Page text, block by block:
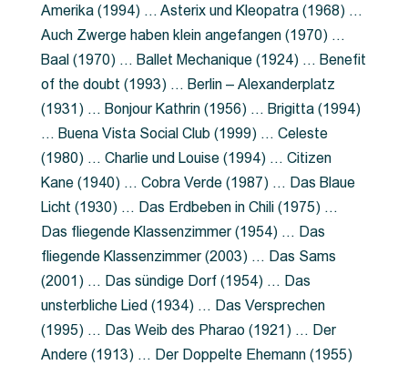
Amerika (1994) … Asterix und Kleopatra (1968) …
Auch Zwerge haben klein angefangen (1970) …
Baal (1970) … Ballet Mechanique (1924) … Benefit
of the doubt (1993) … Berlin – Alexanderplatz
(1931) … Bonjour Kathrin (1956) … Brigitta (1994)
… Buena Vista Social Club (1999) … Celeste
(1980) … Charlie und Louise (1994) … Citizen
Kane (1940) … Cobra Verde (1987) … Das Blaue
Licht (1930) … Das Erdbeben in Chili (1975) …
Das fliegende Klassenzimmer (1954) … Das
fliegende Klassenzimmer (2003) … Das Sams
(2001) … Das sündige Dorf (1954) … Das
unsterbliche Lied (1934) … Das Versprechen
(1995) … Das Weib des Pharao (1921) … Der
Andere (1913) … Der Doppelte Ehemann (1955)